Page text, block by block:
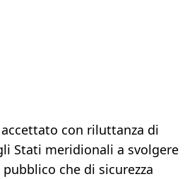
con riluttanza di
Stati meridionali a svolgere
che di sicurezza